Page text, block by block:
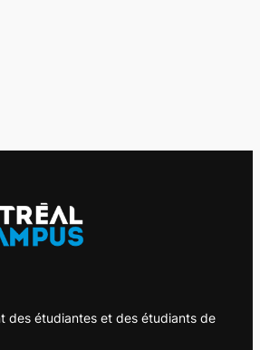
des étudiantes et des étudiants de